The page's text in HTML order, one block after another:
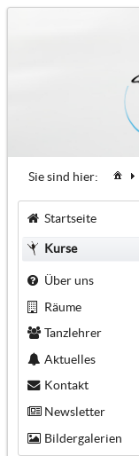
Sie sind hier:
Startseite
Kurse
Über uns
Räume
Tanzlehrer
Aktuelles
Kontakt
Newsletter
Bildergalerien